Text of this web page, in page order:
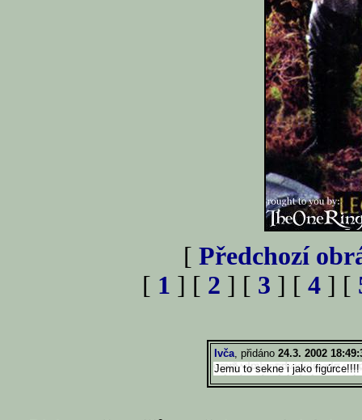
[ Předchozí
[ 1 ] [ 2 ] [ 3 ] [ 4 ] [
Ivča, přidáno 24.3. 2002
Jemu to sekne i jako figúrce!!!!